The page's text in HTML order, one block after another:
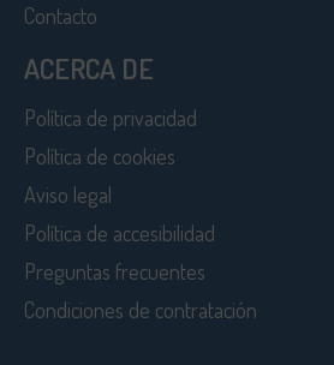
Contacto
ACERCA DE
Política de privacidad
Política de cookies
Aviso legal
Política de accesibilidad
Preguntas frecuentes
Condiciones de contratación